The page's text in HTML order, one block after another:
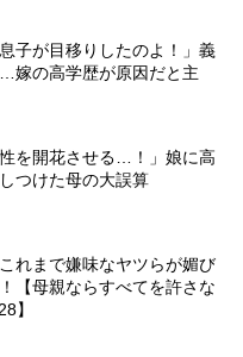
子が目移りしたのよ！」義
嫁の高学歴が原因だと主
性を開花させる…！」娘に高
つけた母の大誤算
れまで嫌味なヤツらが媚び
【母親ならすべてを許さな
】